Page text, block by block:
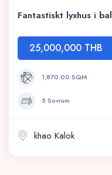
Fantastiskt lyxhus i
25,000,000 THB
1,870.00 SQM
5 Sovrum
khao Kalok